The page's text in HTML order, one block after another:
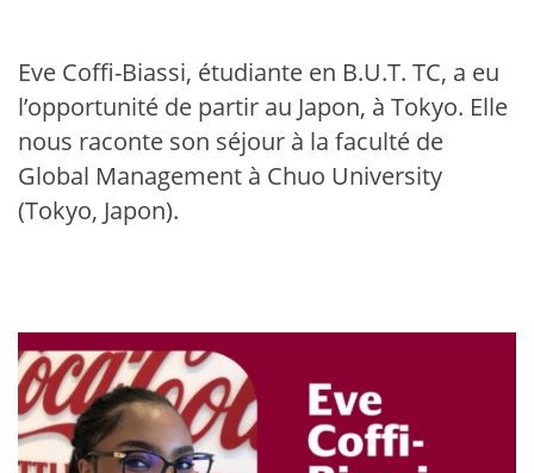
Eve Coffi-Biassi, étudiante en B.U.T. TC, a eu
l’opportunité de partir au Japon, à Tokyo. Elle
nous raconte son séjour à la faculté de
Global Management à Chuo University
(Tokyo, Japon).